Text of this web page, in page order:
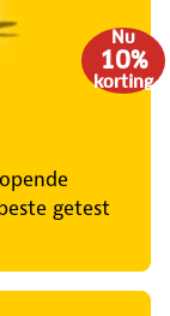
Nu
10%
korting
getest